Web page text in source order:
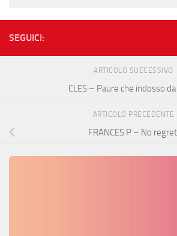
SEGUICI:
ARTICOLO SUCCESSIVO
CLES – Paure che indosso da
ARTICOLO PRECEDENTE
FRANCES P – No